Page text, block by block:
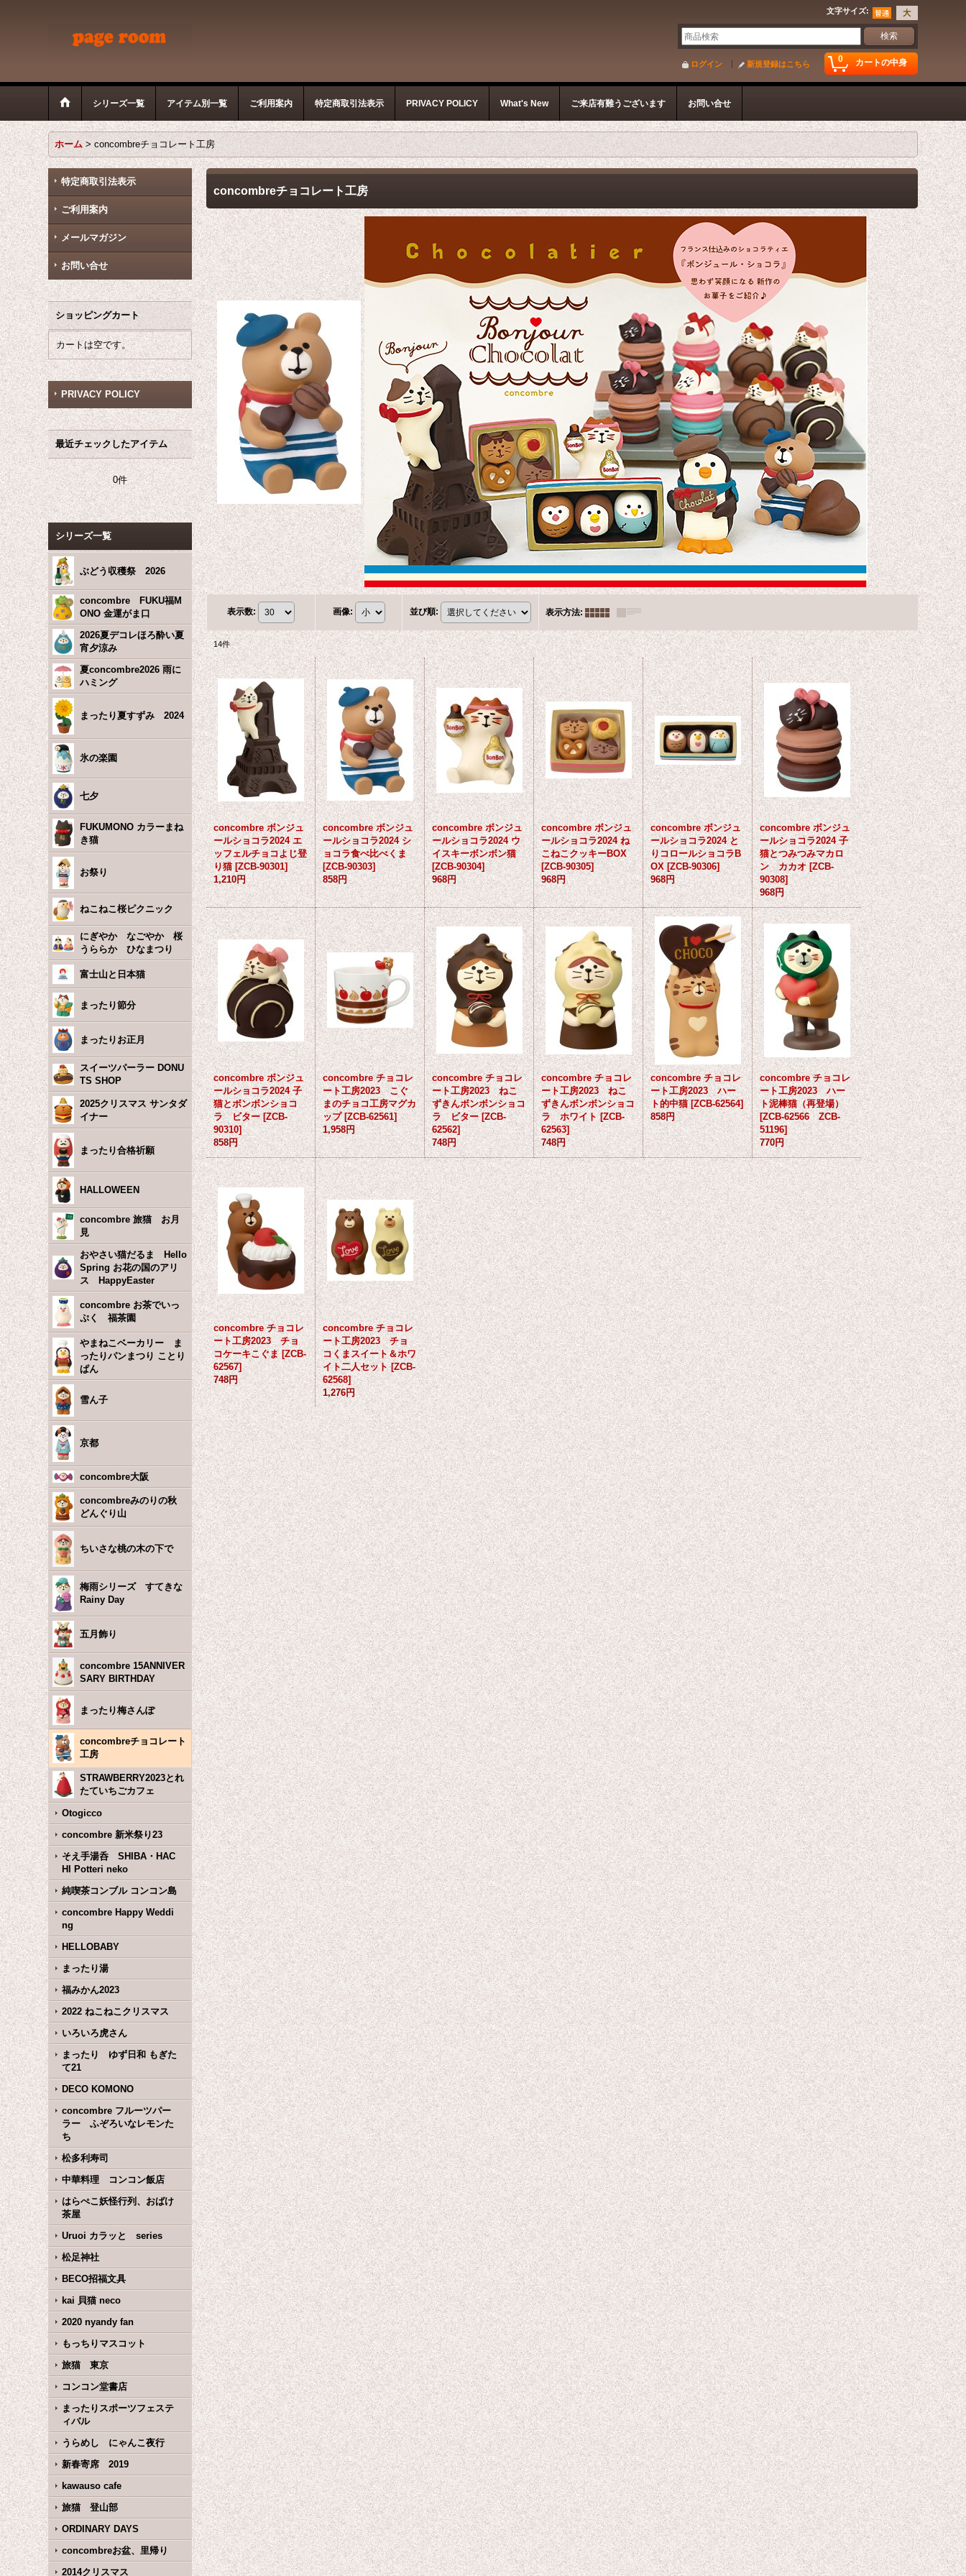
文字サイズ:
0 カートの中身
ログイン 新規登録はこちら
シリーズ一覧 アイテム別一覧 ご利用案内 特定商取引法表示 PRIVACY POLICY What's New ご来店有難うございます お問い合せ
ホーム > concombreチョコレート工房
特定商取引法表示
ご利用案内
メールマガジン
お問い合せ
ショッピングカート
カートは空です。
PRIVACY POLICY
最近チェックしたアイテム
0件
シリーズ一覧
ぶどう収穫祭 2026
concombre FUKU福M
ONO 金運がま口
2026夏デコレほろ酔い夏
宵夕涼み
夏concombre2026 雨に
ハミング
まったり夏すずみ 2024
氷の楽園
七夕
FUKUMONO カラーまね
き猫
お祭り
ねこねこ桜ピクニック
にぎやか なごやか 桜
うららか ひなまつり
富士山と日本猫
まったり節分
まったりお正月
スイーツパーラー DONU
TS SHOP
2025クリスマス サンタダ
イナー
まったり合格祈願
HALLOWEEN
concombre 旅猫 お月
見
おやさい猫だるま Hello
Spring お花の国のアリ
ス HappyEaster
concombre お茶でいっ
ぷく 福茶園
やまねこベーカリー ま
ったりパンまつり ことり
ぱん
雪ん子
京都
concombre大阪
concombreみのりの秋
どんぐり山
ちいさな桃の木の下で
梅雨シリーズ すてきな
Rainy Day
五月飾り
concombre 15ANNIVER
SARY BIRTHDAY
まったり梅さんぽ
concombreチョコレート
工房
STRAWBERRY2023とれ
たていちごカフェ
Otogicco
concombre 新米祭り23
そえ手湯呑 SHIBA・HAC
HI Potteri neko
純喫茶コンブル コンコン島
concombre Happy Weddi
ng
HELLOBABY
まったり湯
福みかん2023
2022 ねこねこクリスマス
いろいろ虎さん
まったり ゆず日和 もぎた
て21
DECO KOMONO
concombre フルーツパー
ラー ふぞろいなレモンた
ち
松多利寿司
中華料理 コンコン飯店
はらぺこ妖怪行列、おばけ
茶屋
Uruoi カラッと series
松足神社
BECO招福文具
kai 貝猫 neco
2020 nyandy fan
もっちりマスコット
旅猫 東京
コンコン堂書店
まったりスポーツフェステ
ィバル
うらめし にゃんこ夜行
新春寄席 2019
kawauso cafe
旅猫 登山部
ORDINARY DAYS
concombreお盆、里帰り
2014クリスマス
concombreチョコレート工房
表示数: 画像: 並び順: 表示方法:
14件
concombre ボンジュ
ールショコラ2024 エ
ッフェルチョコよじ登
り猫 [ZCB-90301]
1,210円
concombre ボンジュ
ールショコラ2024 シ
ョコラ食べ比べくま
[ZCB-90303]
858円
concombre ボンジュ
ールショコラ2024 ウ
イスキーボンボン猫
[ZCB-90304]
968円
concombre ボンジュ
ールショコラ2024 ね
こねこクッキーBOX
[ZCB-90305]
968円
concombre ボンジュ
ールショコラ2024 と
りコロールショコラB
OX [ZCB-90306]
968円
concombre ボンジュ
ールショコラ2024 子
猫とつみつみマカロ
ン カカオ [ZCB-
90308]
968円
concombre ボンジュ
ールショコラ2024 子
猫とボンボンショコ
ラ ビター [ZCB-
90310]
858円
concombre チョコレ
ート工房2023 こぐ
まのチョコ工房マグカ
ップ [ZCB-62561]
1,958円
concombre チョコレ
ート工房2023 ねこ
ずきんボンボンショコ
ラ ビター [ZCB-
62562]
748円
concombre チョコレ
ート工房2023 ねこ
ずきんボンボンショコ
ラ ホワイト [ZCB-
62563]
748円
concombre チョコレ
ート工房2023 ハー
ト的中猫 [ZCB-62564]
858円
concombre チョコレ
ート工房2023 ハー
ト泥棒猫（再登場）
[ZCB-62566 ZCB-
51196]
770円
concombre チョコレ
ート工房2023 チョ
コケーキこぐま [ZCB-
62567]
748円
concombre チョコレ
ート工房2023 チョ
コくまスイート＆ホワ
イト二人セット [ZCB-
62568]
1,276円